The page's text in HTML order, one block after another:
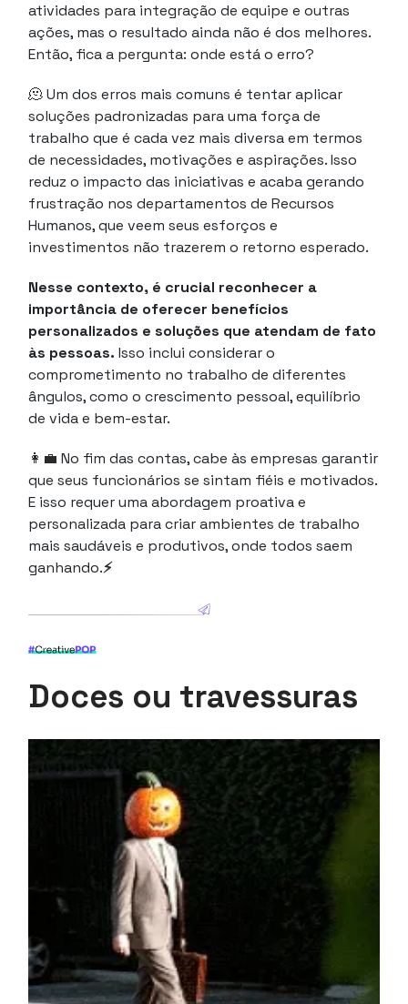
atividades para integração de equipe e outras
ações, mas o resultado ainda não é dos melhores.
Então, fica a pergunta: onde está o erro?
🫠Um dos erros mais comuns é tentar aplicar
soluções padronizadas para uma força de
trabalho que é cada vez mais diversa em termos
de necessidades, motivações e aspirações. Isso
reduz o impacto das iniciativas e acaba gerando
frustração nos departamentos de Recursos
Humanos, que veem seus esforços e
investimentos não trazerem o retorno esperado.
Nesse contexto, é crucial reconhecer a
importância de oferecer benefícios
personalizados e soluções que atendam de fato
às pessoas. Isso inclui considerar o
comprometimento no trabalho de diferentes
ângulos, como o crescimento pessoal, equilíbrio
de vida e bem-estar.
👩‍💼 No fim das contas, cabe às empresas garantir
que seus funcionários se sintam fiéis e motivados.
E isso requer uma abordagem proativa e
personalizada para criar ambientes de trabalho
mais saudáveis e produtivos, onde todos saem
ganhando.⚡
Doces ou travessuras